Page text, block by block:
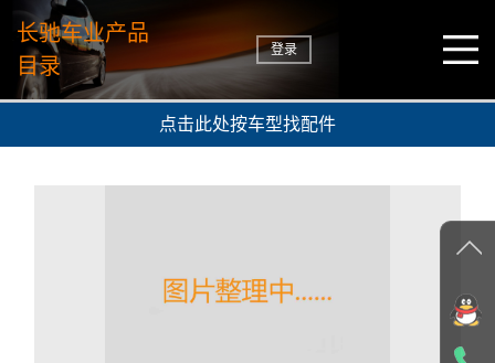
长驰车业产品
目录
登录
点击此处按车型找配件